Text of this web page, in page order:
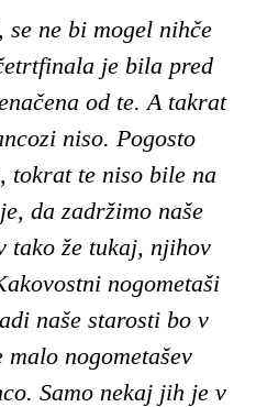
ne bi mogel nihče
je bila pred
od te. A takrat
niso. Pogosto
tokrat te niso bile na
da zadržimo naše
tako že tukaj, njihov
nogometaši
naše starosti bo v
nogometašev
Samo nekaj jih je v